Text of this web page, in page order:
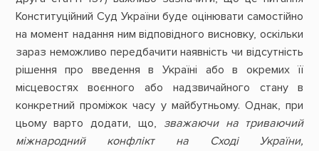
Конституційний Суд України буде оцінювати самостійно
на момент надання ним відповідного висновку, оскільки
зараз неможливо передбачити наявність чи відсутність
рішення про введення в Україні або в окремих її
місцевостях воєнного або надзвичайного стану в
конкретний проміжок часу у майбутньому. Однак, при
цьому варто додати, що, зважаючи на триваючий
міжнародний конфлікт на Сході України,